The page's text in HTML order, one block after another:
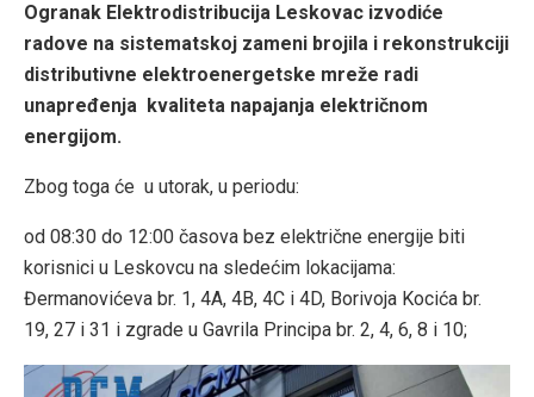
Ogranak Elektrodistribucija Leskovac izvodiće
radove na sistematskoj zameni brojila i rekonstrukciji
distributivne elektroenergetske mreže radi
unapređenja kvaliteta napajanja električnom
energijom.
Zbog toga će u utorak, u periodu:
od 08:30 do 12:00 časova bez električne energije biti
korisnici u Leskovcu na sledećim lokacijama:
Đermanovićeva br. 1, 4A, 4B, 4C i 4D, Borivoja Kocića br.
19, 27 i 31 i zgrade u Gavrila Principa br. 2, 4, 6, 8 i 10;